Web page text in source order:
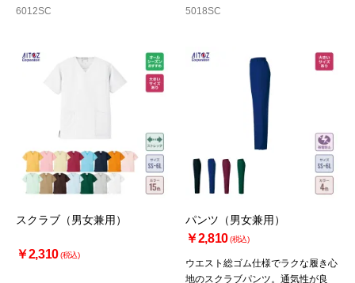
6012SC 5018SC
スクラブ（男女兼用）
￥2,310(税込)
パンツ（男女兼用）
￥2,810(税込)
ウエスト総ゴム仕様でラクな履き心
地のスクラブパンツ。通気性が良